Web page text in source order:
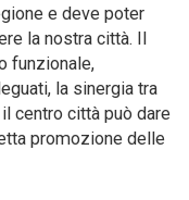
e deve poter
la nostra città. Il
funzionale,
la sinergia tra
centro città può dare
promozione delle